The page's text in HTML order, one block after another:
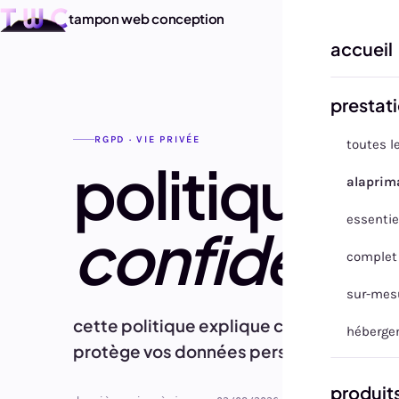
tampon web conception
accueil
toutes
complet
sur-
RGPD · VIE PRIVÉE
politique
cette politique explique comment
protège vos données personnelles lors